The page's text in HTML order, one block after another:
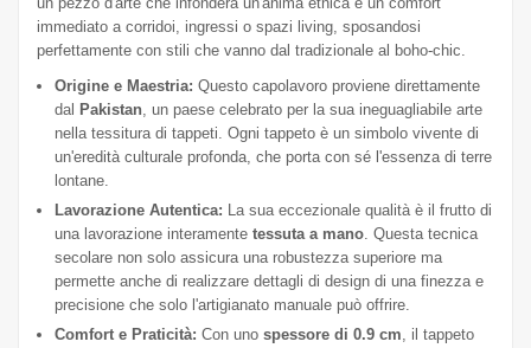
immediato a corridoi, ingressi o spazi living, sposandosi
perfettamente con stili che vanno dal tradizionale al boho-chic.
Origine e Maestria: Questo capolavoro proviene direttamente
dal Pakistan, un paese celebrato per la sua ineguagliabile arte
nella tessitura di tappeti. Ogni tappeto è un simbolo vivente di
un'eredità culturale profonda, che porta con sé l'essenza di terre
lontane.
Lavorazione Autentica: La sua eccezionale qualità è il frutto di
una lavorazione interamente tessuta a mano. Questa tecnica
secolare non solo assicura una robustezza superiore ma
permette anche di realizzare dettagli di design di una finezza e
precisione che solo l'artigianato manuale può offrire.
Comfort e Praticità: Con uno spessore di 0.9 cm, il tappeto